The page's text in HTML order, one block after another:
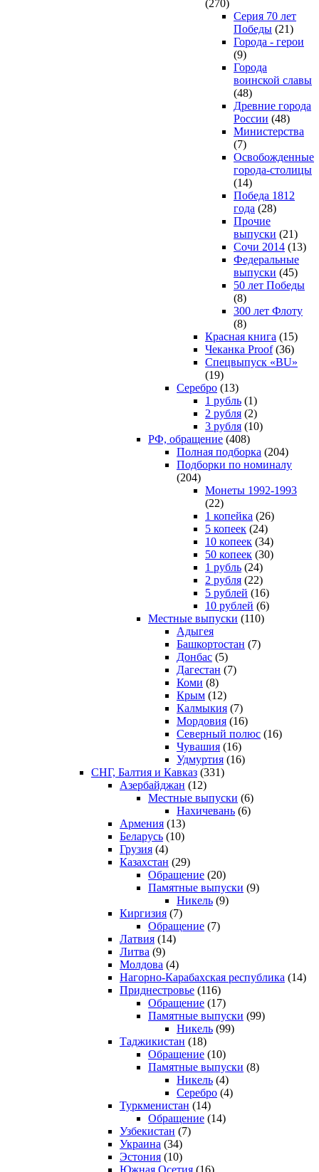
(270)
Серия 70 лет
Победы (21)
Города - герои
(9)
Города
воинской славы
(48)
Древние города
России (48)
Министерства
(7)
Освобожденные
города-столицы
(14)
Победа 1812
года (28)
Прочие
выпуски (21)
Сочи 2014 (13)
Федеральные
выпуски (45)
50 лет Победы
(8)
300 лет Флоту
(8)
Красная книга (15)
Чеканка Proof(36)
Спецвыпуск «BU»
(19)
Серебро (13)
1 рубль (1)
2 рубля (2)
3 рубля (10)
РФ, обращение (408)
Полная подборка (204)
Подборки по номиналу
(204)
Монеты 1992-1993
(22)
1 копейка (26)
5 копеек (24)
10 копеек (34)
50 копеек (30)
1 рубль (24)
2 рубля (22)
5 рублей (16)
10 рублей (6)
Местные выпуски (110)
Адыгея
Башкортостан (7)
Донбас (5)
Дагестан (7)
Коми (8)
Крым (12)
Калмыкия (7)
Мордовия (16)
Северный полюс (16)
Чувашия (16)
Удмуртия (16)
СНГ, Балтия и Кавказ (331)
Азербайджан (12)
Местные выпуски (6)
Нахичевань (6)
Армения (13)
Беларусь (10)
Грузия (4)
Казахстан (29)
Обращение (20)
Памятные выпуски (9)
Никель (9)
Киргизия (7)
Обращение (7)
Латвия (14)
Литва (9)
Молдова (4)
Нагорно-Карабахская республика (14)
Приднестровье (116)
Обращение (17)
Памятные выпуски (99)
Никель (99)
Таджикистан (18)
Обращение (10)
Памятные выпуски (8)
Никель (4)
Серебро (4)
Туркменистан (14)
Обращение (14)
Узбекистан (7)
Украина (34)
Эстония (10)
Южная Осетия (16)